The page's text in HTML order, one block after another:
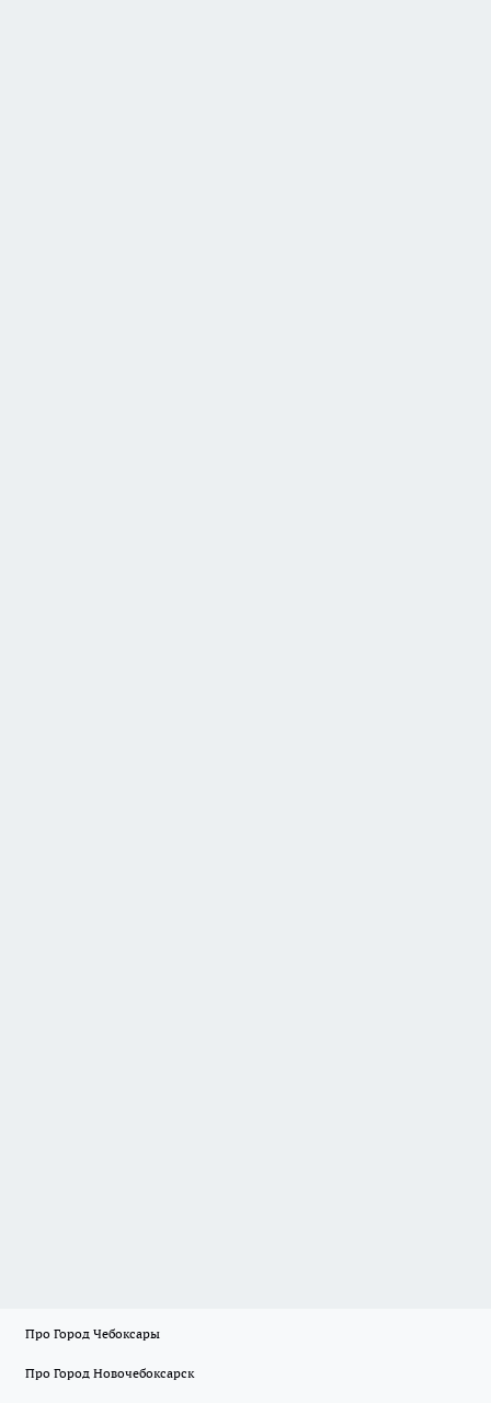
Про Город Чебоксары
Про Город Новочебоксарск